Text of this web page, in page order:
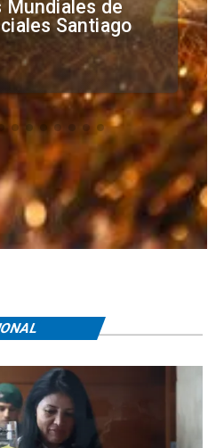
Mundiales de
Santiago